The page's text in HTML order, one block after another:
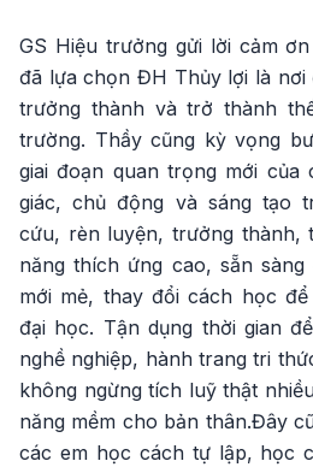
GS Hiệu trưởng gửi lời cảm
đã lựa chọn ĐH Thủy lợi là
trưởng thành và trở thành
trường. Thầy cũng kỳ vọng
giai đoạn quan trọng mới
giác, chủ động và sáng tạo
cứu, rèn luyện, trưởng thành,
năng thích ứng cao, sẵn
mới mẻ, thay đổi cách học
đại học. Tận dụng thời gian
nghề nghiệp, hành trang tri
không ngừng tích luỹ thật
năng mềm cho bản thân.Đây
các em học cách tự lập, học